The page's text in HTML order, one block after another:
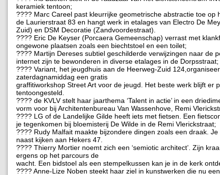
keramiek tentoon;
???? Marc Careel past kleurrijke geometrische abstractie toe op
de Laurierstraat 83 en hangt werk in etalages van Electro De
Zuid) en DSM Decoratie (Zandvoordestraat).
???? Eric De Keyser (Porcaera Gemeenschap) verrast met
ongewone plaatsen zoals een biechtstoel en een toilet;
???? Martijn Dereses subtiel geschilderde verwijzingen naar de
internet zijn te bewonderen in diverse etalages in de Dorpsstraat;
???? Variant, het jeugdhuis aan de Heerweg-Zuid
zaterdagnamiddag een gratis
graffitiworkshop Street Art voor de jeugd. Het beste werk blijft er
tentoongesteld.
???? de KVLV stelt haar jaarthema ‘Talent in actie’ in een
vorm voor bij Architentenbureau Van Wassenhove, Remi
???? LG of de Landelijke Gilde heeft iets met fietsen. Een
je tegenkomen bij bloemisterij De Wilde in de Remi Vlerickstraat;
???? Rudy Malfait maakte bijzondere dingen zoals een draak.
naast kijken aan Hekers 47.
???? Thierry Mortier noemt zich een ‘semiotic architect’. Zijn
ergens op het parcours de
wacht. Een bidstoel als een stempelkussen kan je in de kerk
???? Anne-Lize Noben steekt haar ziel in kunstwerken die nu